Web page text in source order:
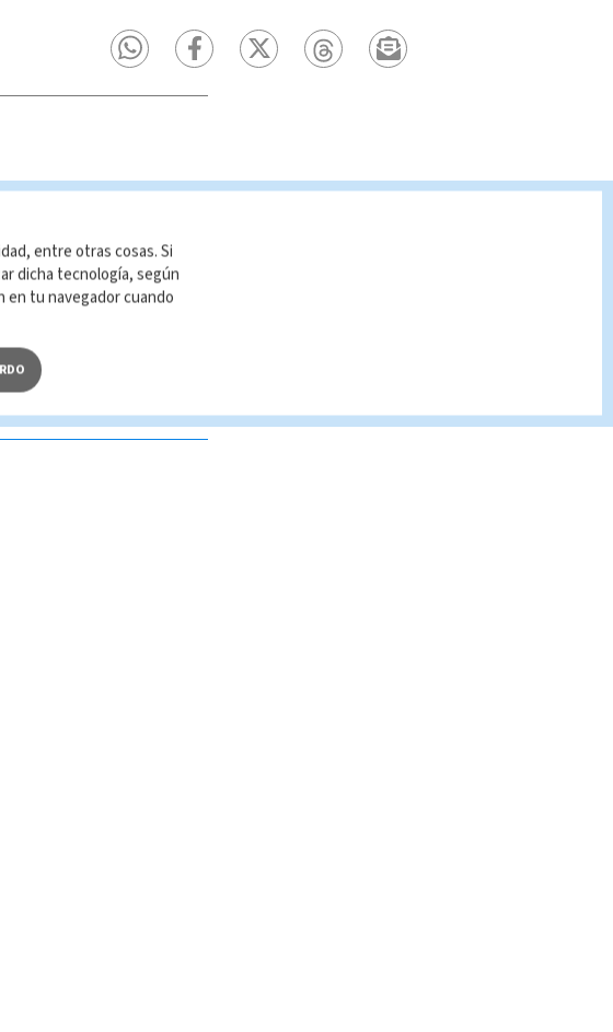
su reproducción no
entre otras cosas. Si
dicha tecnología, según
en tu navegador cuando